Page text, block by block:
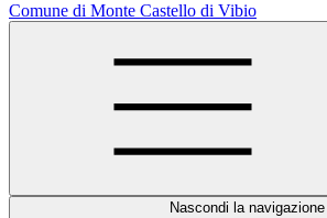
Comune di Monte Castello di Vibio
Nascondi la navigazione